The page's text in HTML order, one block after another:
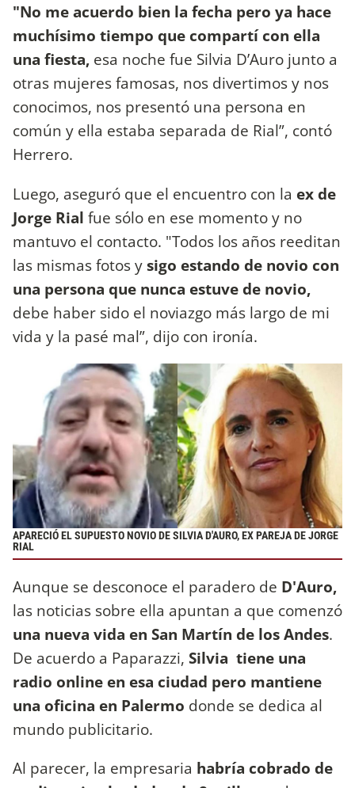
"No me acuerdo bien la fecha pero ya hace
muchísimo tiempo que compartí con ella
una fiesta, esa noche fue Silvia D’Auro junto a
otras mujeres famosas, nos divertimos y nos
conocimos, nos presentó una persona en
común y ella estaba separada de Rial”, contó
Herrero.
Luego, aseguró que el encuentro con la ex de
Jorge Rial fue sólo en ese momento y no
mantuvo el contacto. "Todos los años reeditan
las mismas fotos ysigo estando de novio con
una persona que nunca estuve de novio,
debe haber sido el noviazgo más largo de mi
vida y la pasé mal”, dijo con ironía.
APARECIÓ EL SUPUESTO NOVIO DE SILVIA D'AURO, EX PAREJA DE JORGE
RIAL
Aunque se desconoce el paradero de D'Auro,
las noticias sobre ella apuntan a que comenzó
una nueva vida en San Martín de los Andes.
De acuerdo a Paparazzi, Silvia tiene una
radio online en esa ciudad pero mantiene
una oficina en Palermo donde se dedica al
mundo publicitario.
Al parecer, la empresaria habría cobrado de